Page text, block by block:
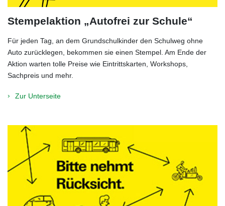
Stempelaktion „Autofrei zur Schule“
Für jeden Tag, an dem Grundschulkinder den Schulweg ohne
Auto zurücklegen, bekommen sie einen Stempel. Am Ende der
Aktion warten tolle Preise wie Eintrittskarten, Workshops,
Sachpreis und mehr.
Zur Unterseite